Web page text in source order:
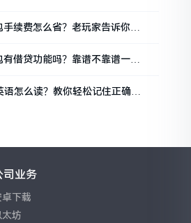
续费怎么省？老玩家告诉你几
借贷功能吗？靠谱不靠谱一文
语怎么读？教你轻松记住正确发
司业务
卓下载
太坊